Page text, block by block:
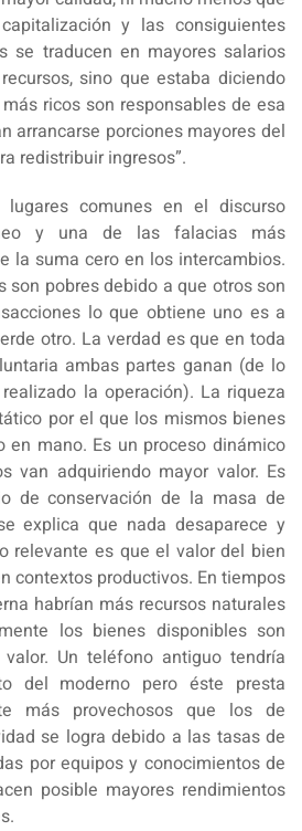
y las consiguientes
se traducen en mayores salarios
sino que estaba diciendo
ricos son responsables de esa
arrancarse porciones mayores del
redistribuir ingresos”.
comunes en el discurso
y una de las falacias más
la suma cero en los intercambios.
son pobres debido a que otros son
lo que obtiene uno es a
otro. La verdad es que en toda
ambas partes ganan (de lo
la operación). La riqueza
por el que los mismos bienes
en mano. Es un proceso dinámico
van adquiriendo mayor valor. Es
de conservación de la masa de
explica que nada desaparece y
relevante es que el valor del bien
contextos productivos. En tiempos
habrían más recursos naturales
los bienes disponibles son
Un teléfono antiguo tendría
del moderno pero éste presta
más provechosos que los de
se logra debido a las tasas de
por equipos y conocimientos de
posible mayores rendimientos